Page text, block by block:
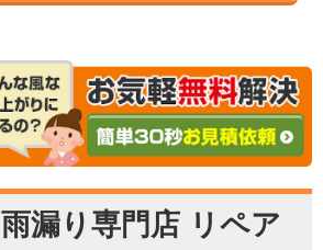
漏り専門店 リペア